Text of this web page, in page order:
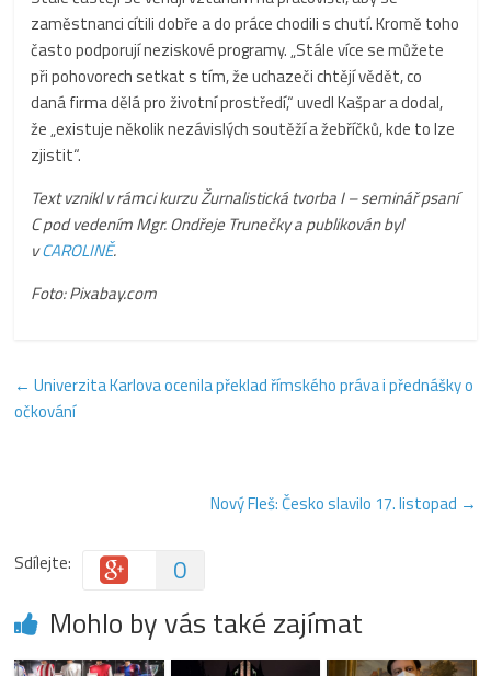
zaměstnanci cítili dobře a do práce chodili s chutí. Kromě toho
často podporují neziskové programy. „Stále více se můžete
při pohovorech setkat s tím, že uchazeči chtějí vědět, co
daná firma dělá pro životní prostředí,“ uvedl Kašpar a dodal,
že „existuje několik nezávislých soutěží a žebříčků, kde to lze
zjistit“.
Text vznikl v rámci kurzu Žurnalistická tvorba I – seminář psaní
C pod vedením Mgr. Ondřeje Trunečky a publikován byl
vCAROLINĚ.
Foto: Pixabay.com
← Univerzita Karlova ocenila překlad římského práva i přednášky o
očkování
Nový Fleš: Česko slavilo 17. listopad →
Sdílejte: 0
Mohlo by vás také zajímat